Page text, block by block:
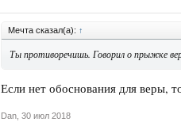
Мечта сказал(а): ↑
Ты противоречишь. Говорил о прыжке
Если нет обоснования для веры,
Dan 30 июл 2018